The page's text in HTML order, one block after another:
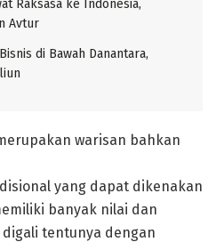
Raksasa ke Indonesia,
Avtur
di Bawah Danantara,
warisan bahkan
yang dapat dikenakan
banyak nilai dan
tentunya dengan